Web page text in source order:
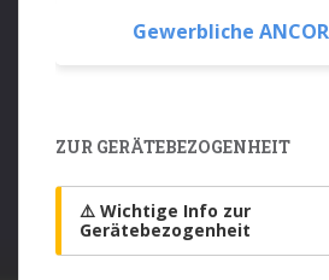
Gewerbliche
ZUR GERÄTEBEZOGENHEIT
⚠️ Wichtige Info zur
Gerätebezogenheit